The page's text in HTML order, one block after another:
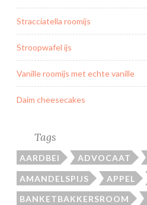
Stracciatella roomijs
Stroopwafel ijs
Vanille roomijs met echte vanille
Daim cheesecakes
Tags
AARDBEI ADVOCAAT
AMANDELSPIJS APPEL
BANKETBAKKERSROOM